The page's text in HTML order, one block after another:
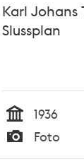
Karl Johans
Slussplan
Tid
1936
Typ
Foto